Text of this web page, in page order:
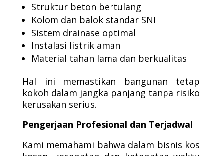
Struktur beton bertulang
Kolom dan balok standar SNI
Sistem drainase optimal
Instalasi listrik aman
Material tahan lama dan berkualitas
Hal ini memastikan bangunan tetap
kokoh dalam jangka panjang tanpa risiko
kerusakan serius.
Pengerjaan Profesional dan Terjadwal
Kami memahami bahwa dalam bisnis kos